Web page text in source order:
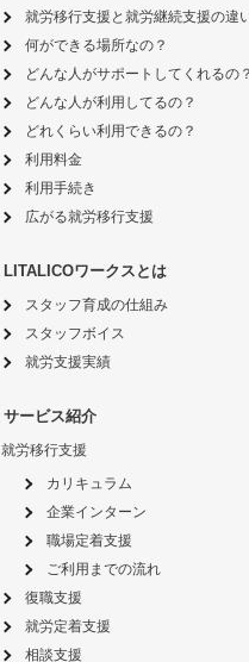
就労移行支援と就労継続支援の違
何ができる場所なの？
どんな人がサポートしてくれるの？
どんな人が利用してるの？
どれくらい利用できるの？
利用料金
利用手続き
広がる就労移行支援
LITALICOワークスとは
スタッフ育成の仕組み
スタッフボイス
就労支援実績
サービス紹介
就労移行支援
カリキュラム
企業インターン
職場定着支援
ご利用までの流れ
復職支援
就労定着支援
相談支援